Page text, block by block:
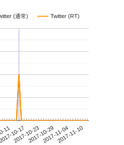
(通常) Twitter (RT)
1110-17
2017-10-232017-10-292017-11-042017-11-10